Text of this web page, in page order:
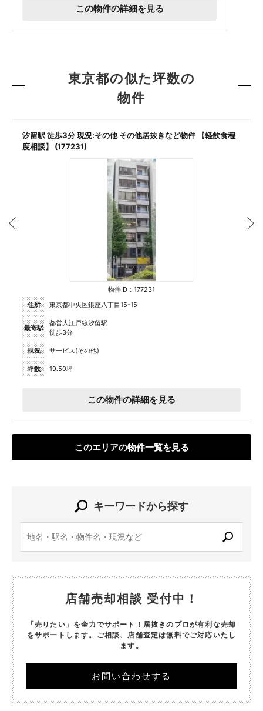
この物件の詳細を見る
東京都の似た坪数の
物件
汐留駅 徒歩3分 現況:その他 その他居抜きなど物件 【軽飲食程
度相談】 (177231)
物件ID：177231
住所
東京都中央区銀座八丁目15-15
最寄駅
都営大江戸線汐留駅
徒歩3分
現況 サービス(その他)
坪数 19.50坪
この物件の詳細を見る
このエリアの物件一覧を見る
キーワードから探す
店舗売却相談 受付中！
「売りたい」を全力でサポート！居抜きのプロが有利な売却
をサポートします。 ご相談、店舗査定は無料でご対応いたし
ます。
お問い合わせする